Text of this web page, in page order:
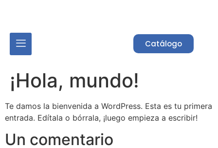
Catálogo
¡Hola, mundo!
Te damos la bienvenida a WordPress. Esta es tu primera
entrada. Edítala o bórrala, ¡luego empieza a escribir!
Un comentario